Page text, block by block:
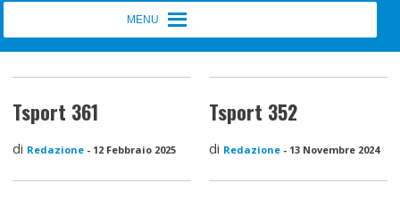
Tsport 361
di Redazione - 12 Febbraio 2025
Tsport 352
di Redazione - 13 Novembre 2024